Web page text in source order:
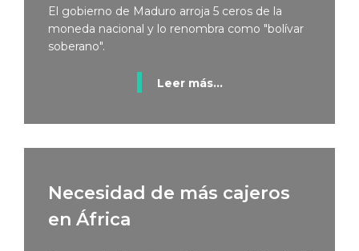
El gobierno de Maduro arroja 5 ceros de la
moneda nacional y lo renombra como "bolívar
soberano".
Leer más...
Necesidad de más cajeros
en África